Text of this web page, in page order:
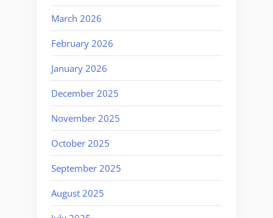
March 2026
February 2026
January 2026
December 2025
November 2025
October 2025
September 2025
August 2025